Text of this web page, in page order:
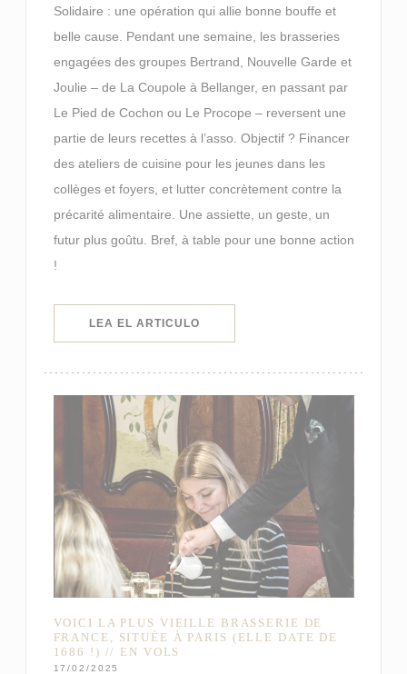
Solidaire : une opération qui allie bonne bouffe et
belle cause. Pendant une semaine, les brasseries
engagées des groupes Bertrand, Nouvelle Garde et
Joulie – de La Coupole à Bellanger, en passant par
Le Pied de Cochon ou Le Procope – reversent une
partie de leurs recettes à l’asso. Objectif ? Financer
des ateliers de cuisine pour les jeunes dans les
collèges et foyers, et lutter concrètement contre la
précarité alimentaire. Une assiette, un geste, un
futur plus goûtu. Bref, à table pour une bonne action
!
LEA EL ARTICULO((ABRE EN UNA NUEVA
VOICI LA PLUS VIEILLE BRASSERIE DE
FRANCE, SITUÉE À PARIS (ELLE DATE DE
1686 !) // EN VOLS
17/02/2025